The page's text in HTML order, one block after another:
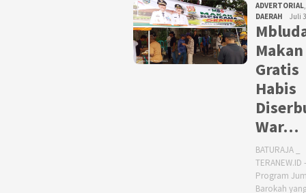
ADVERTORIAL,
DAERAH
Juli
Makan
Gratis
Habis
War…
BATURAJA _
TERANEW.ID
Program
Barokah